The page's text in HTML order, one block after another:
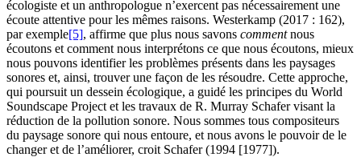
écologiste et un anthropologue n’exercent pas nécessairement une
écoute attentive pour les mêmes raisons. Westerkamp (2017 : 162),
par exemple[5], affirme que plus nous savons commentnous
écoutons et comment nous interprétons ce que nous écoutons, mieux
nous pouvons identifier les problèmes présents dans les paysages
sonores et, ainsi, trouver une façon de les résoudre. Cette approche,
qui poursuit un dessein écologique, a guidé les principes du World
Soundscape Project et les travaux de R. Murray Schafer visant la
réduction de la pollution sonore. Nous sommes tous compositeurs
du paysage sonore qui nous entoure, et nous avons le pouvoir de le
changer et de l’améliorer, croit Schafer (1994 [1977]).